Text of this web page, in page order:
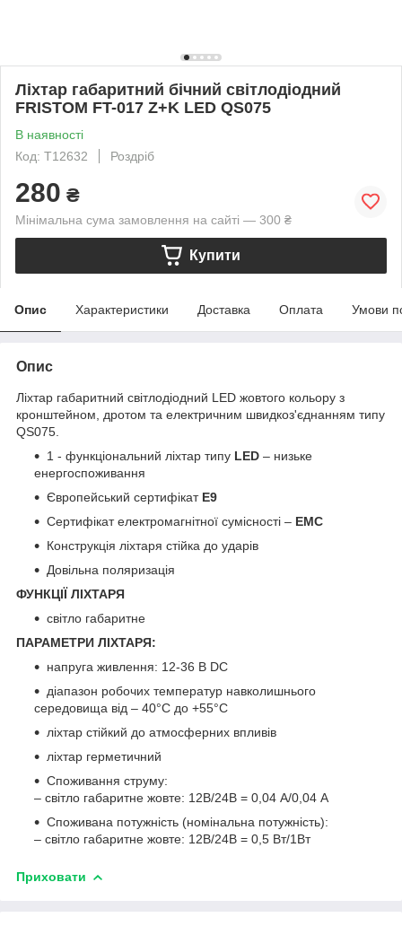
Ліхтар габаритний бічний світлодіодний
FRISTOM FT-017 Z+K LED QS075
В наявності
Код: T12632
Роздріб
280 ₴
Мінімальна сума замовлення на сайті — 300 ₴
Купити
Опис Характеристики Доставка Оплата Умови
Опис
Ліхтар габаритний світлодіодний LED жовтого кольору з
кронштейном, дротом та електричним швидкоз'єднанням типу
QS075.
1 - функціональний ліхтар типу LED – низьке
енергоспоживання
Європейський сертифікат E9
Сертифікат електромагнітної сумісності – EMC
Конструкція ліхтаря стійка до ударів
Довільна поляризація
ФУНКЦІЇ ЛІХТАРЯ
світло габаритне
ПАРАМЕТРИ ЛІХТАРЯ:
напруга живлення: 12-36 В DC
діапазон робочих температур навколишнього
середовища від – 40°C до +55°C
ліхтар стійкий до атмосферних впливів
ліхтар герметичний
Споживання струму:
– світло габаритне жовте: 12В/24В = 0,04 А/0,04 А
Споживана потужність (номінальна потужність):
– світло габаритне жовте: 12В/24В = 0,5 Вт/1Вт
Приховати